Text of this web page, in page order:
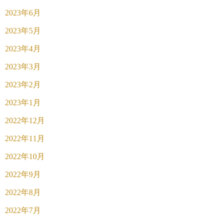
2023年6月
2023年5月
2023年4月
2023年3月
2023年2月
2023年1月
2022年12月
2022年11月
2022年10月
2022年9月
2022年8月
2022年7月